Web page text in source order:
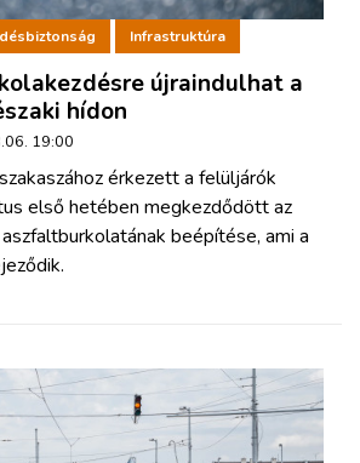
Infrastruktúra
újraindulhat a
hídon
19:00
érkezett a felüljárók
első hetében megkezdődött az
beépítése, ami a